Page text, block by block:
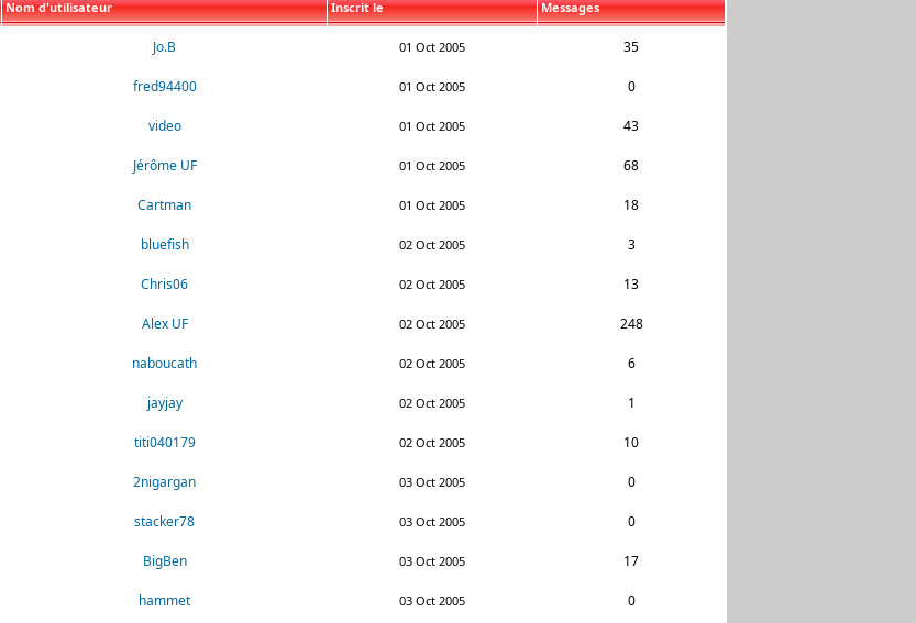
Nom d'utilisateur Inscrit le Messages
Jo.B 01 Oct 2005 35
fred94400 01 Oct 2005 0
video 01 Oct 2005 43
Jérôme UF 01 Oct 2005 68
Cartman 01 Oct 2005 18
bluefish 02 Oct 2005 3
Chris06 02 Oct 2005 13
Alex UF 02 Oct 2005 248
naboucath 02 Oct 2005 6
jayjay 02 Oct 2005 1
titi040179 02 Oct 2005 10
2nigargan 03 Oct 2005 0
stacker78 03 Oct 2005 0
BigBen 03 Oct 2005 17
hammet 03 Oct 2005 0